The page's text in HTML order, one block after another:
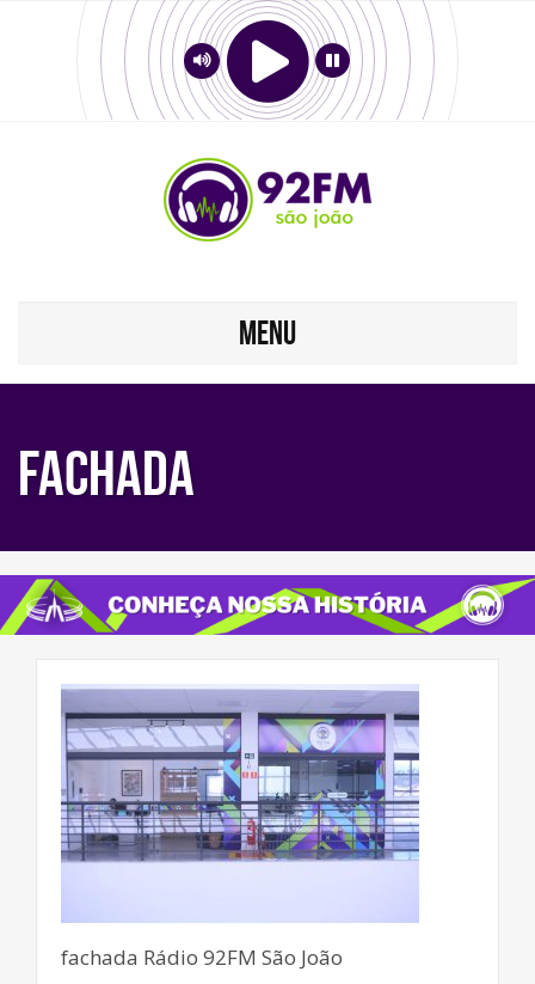
MENU
Fachada
fachada Rádio 92FM São João